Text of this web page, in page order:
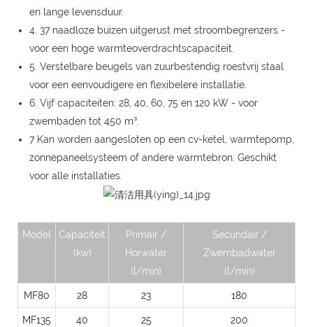
en lange levensduur.
4. 37 naadloze buizen uitgerust met stroombegrenzers -
voor een hoge warmteoverdrachtscapaciteit.
5. Verstelbare beugels van zuurbestendig roestvrij staal
voor een eenvoudigere en flexibelere installatie.
6. Vijf capaciteiten: 28, 40, 60, 75 en 120 kW - voor
zwembaden tot 450 m³.
7 Kan worden aangesloten op een cv-ketel, warmtepomp,
zonnepaneelsysteem of andere warmtebron. Geschikt
voor alle installaties.
Model
Capaciteit
(kw)
Primair /
Horwater
(l/min)
Secundair /
Zwembadwater
(l/min)
MF80 28 23 180
MF135 40 25 200